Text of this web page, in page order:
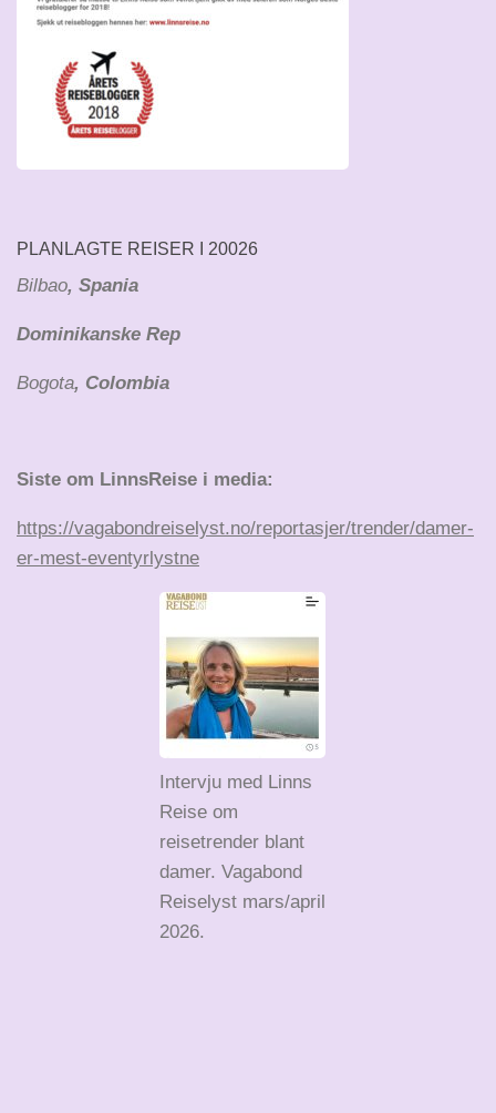
PLANLAGTE REISER I 20026
Bilbao, Spania
Dominikanske Rep
Bogota, Colombia
Siste om LinnsReise i media:
https://vagabondreiselyst.no/reportasjer/trender/damer-
er-mest-eventyrlystne
Intervju med Linns
Reise om
reisetrender blant
damer. Vagabond
Reiselyst mars/april
2026.